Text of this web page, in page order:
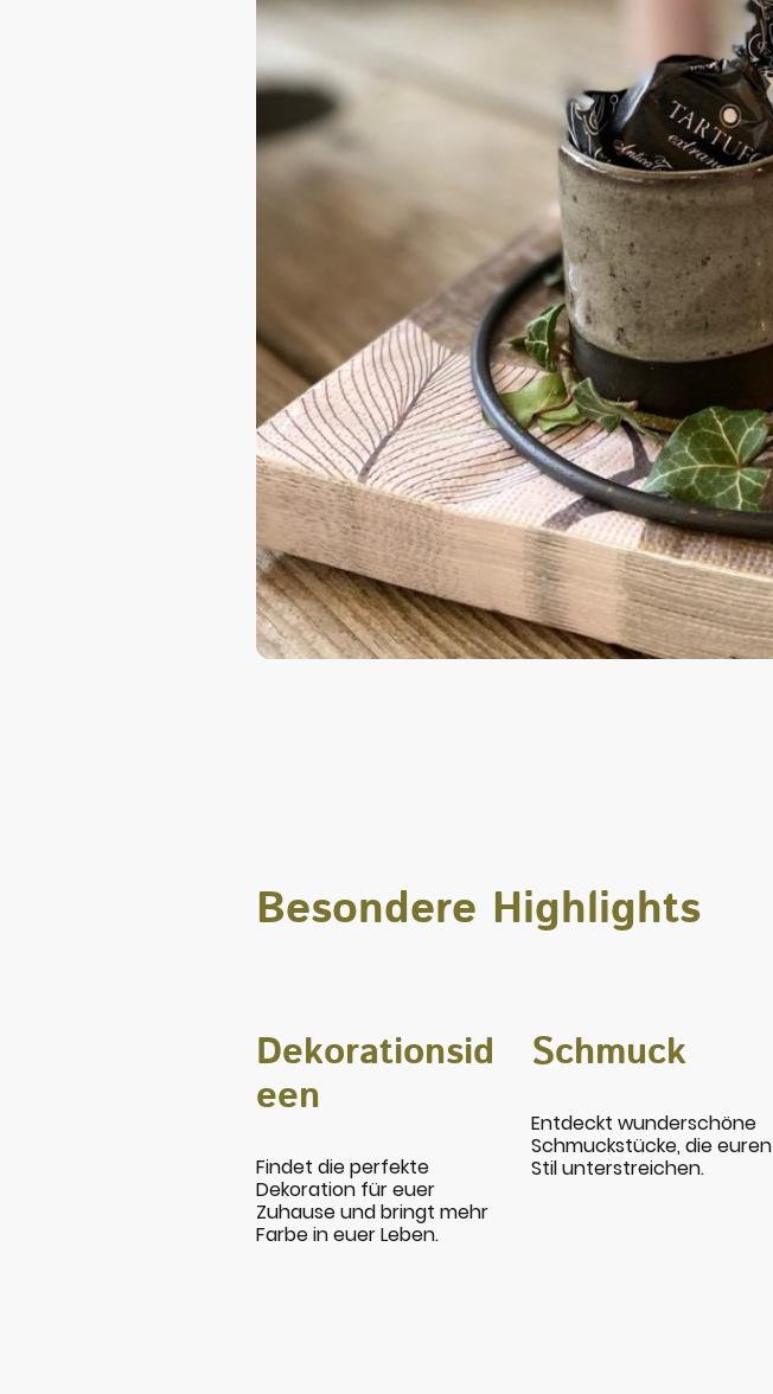
Besondere Highlights
Dekorationsid
een
Findet die perfekte
Dekoration für euer
Zuhause und bringt mehr
Farbe in euer Leben.
Schmuck
Entdeckt wunderschöne
Schmuckstücke, die euren
Stil unterstreichen.